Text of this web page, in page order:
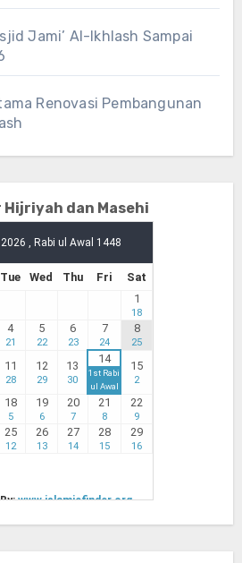
Jami’ Al-Ikhlash Sampai
Renovasi Pembangunan
Hijriyah dan Masehi